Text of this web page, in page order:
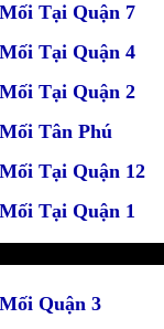
Tại Quận 7
Tại Quận 4
Tại Quận 2
Tân Phú
Tại Quận 12
Tại Quận 1
Quận 3